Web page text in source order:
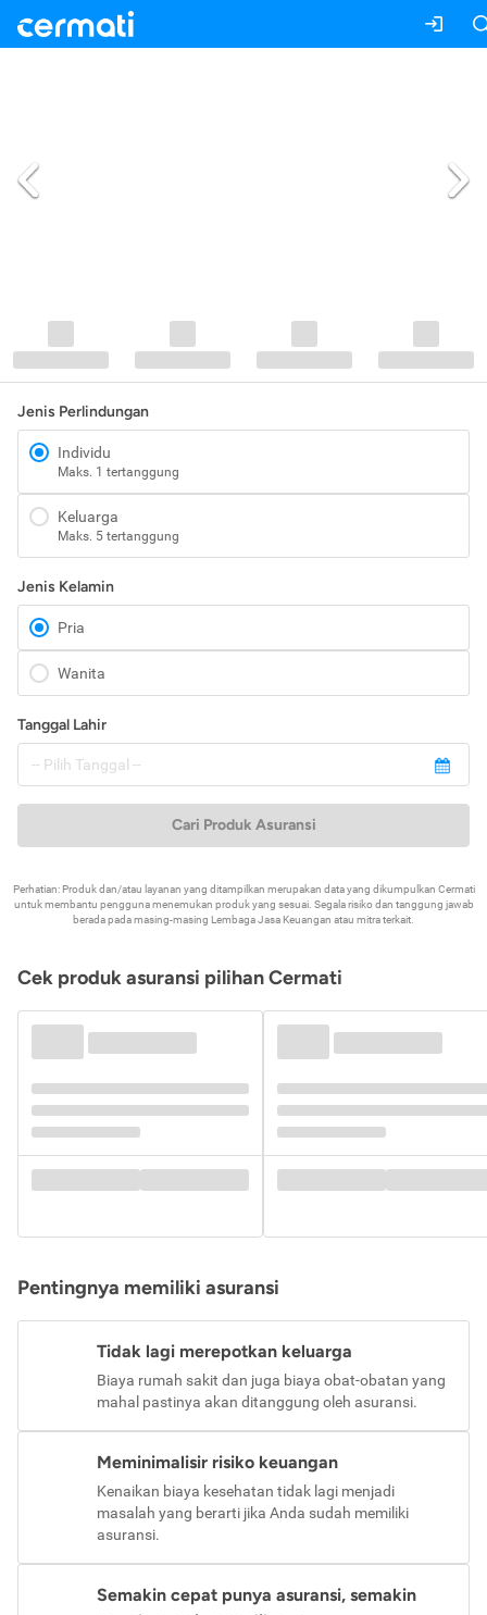
Jenis Perlindungan
Individu
Maks. 1 tertanggung
Keluarga
Maks. 5 tertanggung
Jenis Kelamin
Pria
Wanita
Tanggal Lahir
Cari Produk Asuransi
Perhatian: Produk dan/atau layanan yang ditampilkan merupakan data yang dikumpulkan Cermati
untuk membantu pengguna menemukan produk yang sesuai. Segala risiko dan tanggung jawab
berada pada masing-masing Lembaga Jasa Keuangan atau mitra terkait.
Cek produk asuransi pilihan Cermati
Pentingnya memiliki asuransi
Tidak lagi merepotkan keluarga
Biaya rumah sakit dan juga biaya obat-obatan yang
mahal pastinya akan ditanggung oleh asuransi.
Meminimalisir risiko keuangan
Kenaikan biaya kesehatan tidak lagi menjadi
masalah yang berarti jika Anda sudah memiliki
asuransi.
Semakin cepat punya asuransi, semakin